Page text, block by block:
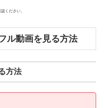
ください。
ル動画を見る方法
方法